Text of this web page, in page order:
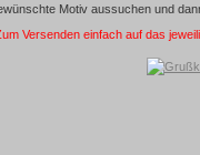
Motiv aussuchen und
Versenden einfach auf das